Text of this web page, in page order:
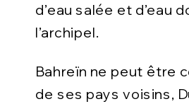
d’eau salée et d’eau
l’archipel.
Bahreïn ne peut être
de ses pays voisins,